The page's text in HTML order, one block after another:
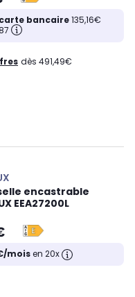
bancaire135,16€
dès 491,49€
encastrable
EEA27200L
moisen 20x